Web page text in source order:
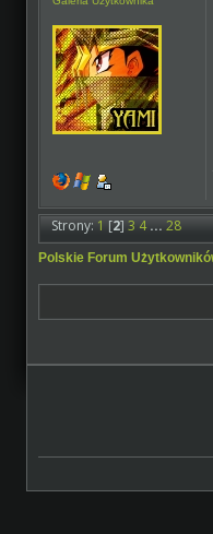
Strony:1[2]34...28
Polskie Forum